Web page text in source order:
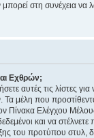
στη συνέχεια να
Εχθρών;
αυτές τις λίστες
μέλη που
Πίνακα Ελέγχου
και να
του προτύπου στυλ,